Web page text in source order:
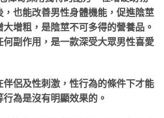
也能改善男性身體機能，促進陰莖
增粗，是陰莖不可多得的營養品。
副作用，是一款深受大眾男性喜愛
伴侶及性刺激，性行為的條件下才能
為是沒有明顯效果的。